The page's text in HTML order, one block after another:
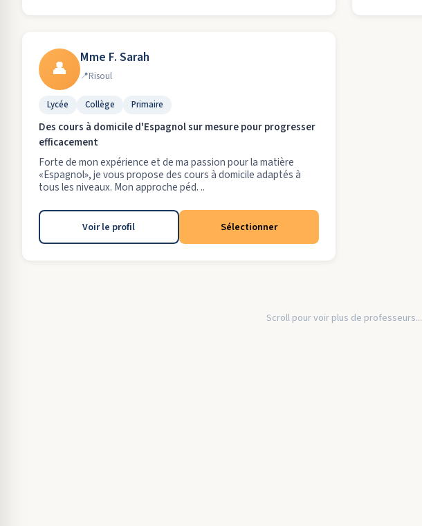
👤 Mme F. Sarah
Risoul
Lycée Collège Primaire
Des cours à domicile d'Espagnol sur mesure pour progresser
efficacement
Forte de mon expérience et de ma passion pour la matière
«Espagnol», je vous propose des cours à domicile adaptés à
tous les niveaux. Mon approche péd. ..
Voir le profil Sélectionner
Scroll pour voir plus de professeurs...